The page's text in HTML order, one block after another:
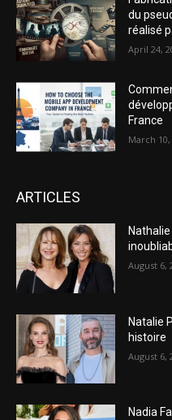
du
réalisé
April 24,
France
March 10,
ARTICLES
August 6,
Natalie
histoire
August 6,
Nadia